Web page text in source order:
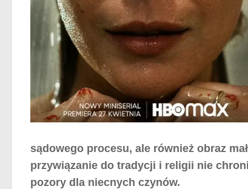
sądowego procesu, ale również obraz
przywiązanie do tradycji i religii nie
pozory dla niecnych czynów.